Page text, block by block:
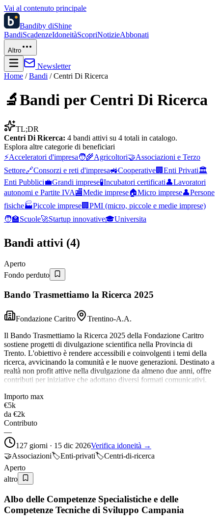
Vai al contenuto principale
Bandiby diShine
BandiScadenzeIdoneitàScopriNotizieAbbonati
Altro
Newsletter
Home /Bandi /Centri Di Ricerca
🔬Bandi per Centri Di Ricerca
TL;DR
Centri Di Ricerca: 4 bandi attivi su 4 totali in catalogo.
Esplora altre categorie di beneficiari
⚡Acceleratori d'impresa🧑‍🌾Agricoltori🤝Associazioni e Terzo
Settore🔗Consorzi e reti d'impresa🚜Cooperative🏢 Enti Privati🏛️
Enti Pubblici💼Grandi imprese🧪Incubatori certificati👤Lavoratori
autonomi e Partite IVA🏬Medie imprese🏠Micro imprese👤Persone
fisiche🏭Piccole imprese🏢 PMI (micro, piccole e medie imprese)
🧑‍🏫Scuole🚀Startup innovative🎓Universita
Bandi attivi (4)
Aperto
Fondo perduto
Bando Trasmettiamo la Ricerca 2025
Fondazione Caritro
Trentino-A.A.
Il Bando Trasmettiamo la Ricerca 2025 della Fondazione Caritro
sostiene progetti di divulgazione scientifica nella Provincia di
Trento. L'obiettivo è rendere accessibili e coinvolgenti i temi della
ricerca, avvicinando la comunità e le nuove generazioni. Destinato a
realtà non profit attive nella divulgazione da almeno due anni, offre
contributi per iniziative che adottano diversi formati comunicativi.
Importo max
€5k
da €2k
Contributo
—
127 giorni · 15 dic 2026Verifica idoneità →
🤝Associazioni🏷️Enti-privati🏷️Centri-di-ricerca
Aperto
altro
Albo delle Competenze Specialistiche e delle
Competenze Tecniche di Sviluppo Campania